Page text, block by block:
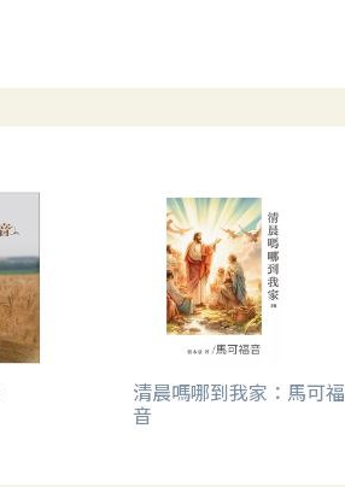
清晨嗎哪到我家：馬可福
音